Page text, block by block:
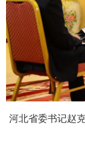
河北省委书记赵